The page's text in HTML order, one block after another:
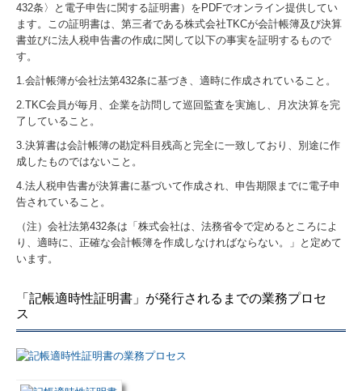
432条〉と電子申告に関する証明書）をPDFでオンライン提供してい
ます。この証明書は、第三者である株式会社TKCが会計帳簿及び決算
書並びに法人税申告書の作成に関して以下の事実を証明するもので
す。
1.会計帳簿が会社法第432条に基づき、適時に作成されていること。
2.TKC会員が毎月、企業を訪問して巡回監査を実施し、月次決算を完
了していること。
3.決算書は会計帳簿の勘定科目残高と完全に一致しており、別途に作
成したものではないこと。
4.法人税申告書が決算書に基づいて作成され、申告期限までに電子申
告されていること。
（注）会社法第432条は「株式会社は、法務省令で定めるところによ
り、適時に、正確な会計帳簿を作成しなければならない。」と定めて
います。
「記帳適時性証明書」が発行されるまでの業務プロセ
ス